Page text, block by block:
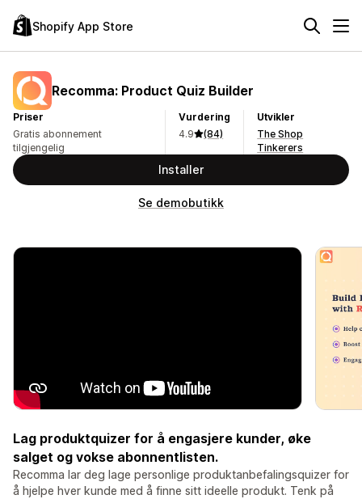
Shopify App Store
Recomma: Product Quiz Builder
Priser
Gratis abonnement
tilgjengelig
Vurdering
4.9
(84)
Utvikler
The Shop
Tinkerers
Installer
Se demobutikk
Lag produktquizer for å engasjere kunder, øke
salget og vokse abonnentlisten.
Recomma lar deg lage personlige produktanbefalingsquizer for
å hjelpe hver kunde med å finne sitt ideelle produkt. Tenk på